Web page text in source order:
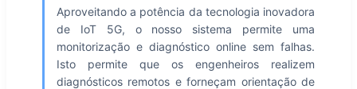
Aproveitando a potência da tecnologia inovadora
de IoT 5G, o nosso sistema permite uma
monitorização e diagnóstico online sem falhas.
Isto permite que os engenheiros realizem
diagnósticos remotos e forneçam orientação de